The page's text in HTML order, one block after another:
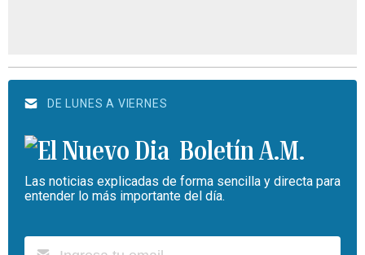
DE LUNES A VIERNES
Boletín A.M.
Las noticias explicadas de forma sencilla y directa para
entender lo más importante del día.